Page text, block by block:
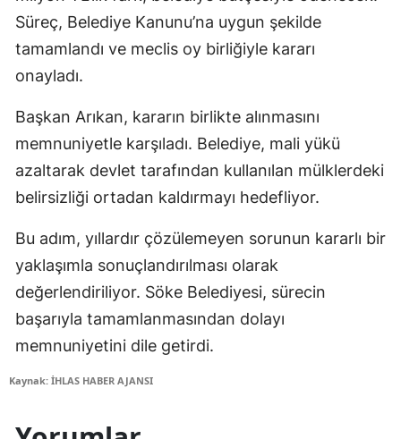
Süreç, Belediye Kanunu’na uygun şekilde
tamamlandı ve meclis oy birliğiyle kararı
onayladı.
Başkan Arıkan, kararın birlikte alınmasını
memnuniyetle karşıladı. Belediye, mali yükü
azaltarak devlet tarafından kullanılan mülklerdeki
belirsizliği ortadan kaldırmayı hedefliyor.
Bu adım, yıllardır çözülemeyen sorunun kararlı bir
yaklaşımla sonuçlandırılması olarak
değerlendiriliyor. Söke Belediyesi, sürecin
başarıyla tamamlanmasından dolayı
memnuniyetini dile getirdi.
Kaynak: İHLAS HABER AJANSI